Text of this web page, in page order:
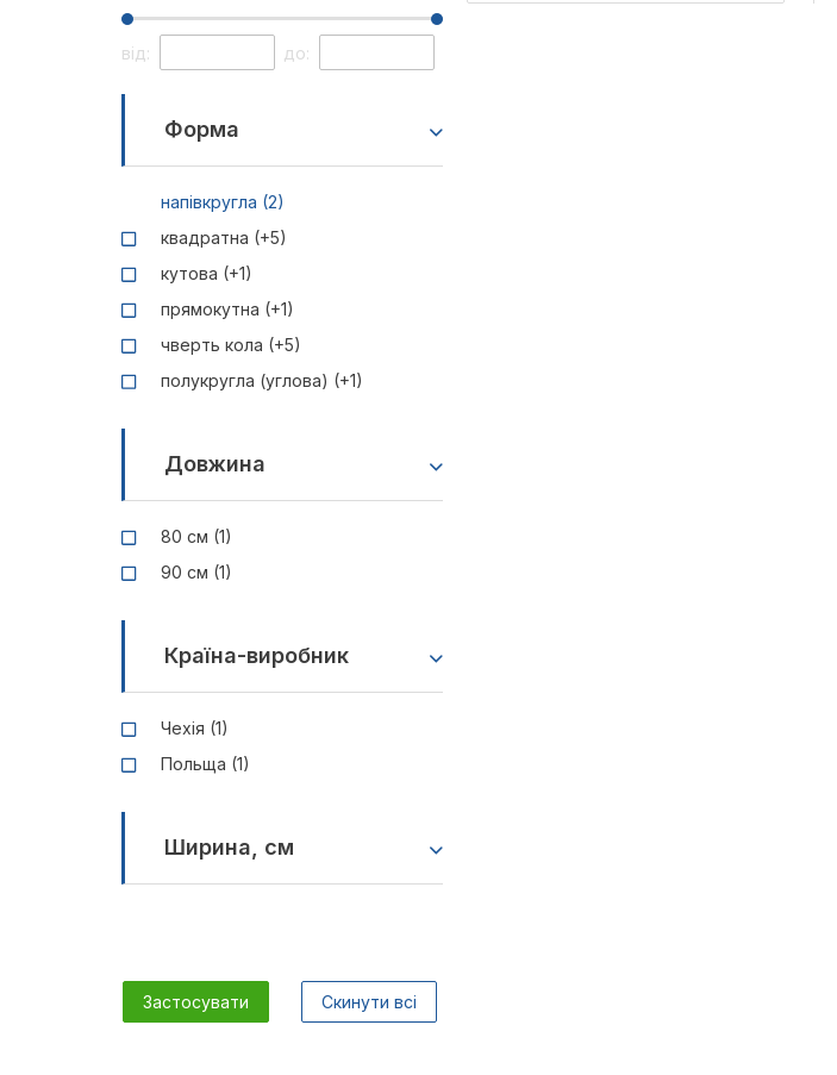
від: до:
Форма
напівкругла (2)
квадратна (+5)
кутова (+1)
прямокутна (+1)
чверть кола (+5)
полукругла (углова) (+1)
Довжина
80 см (1)
90 см (1)
Країна-виробник
Чехія (1)
Польща (1)
Ширина, см
Застосувати Скинути всі